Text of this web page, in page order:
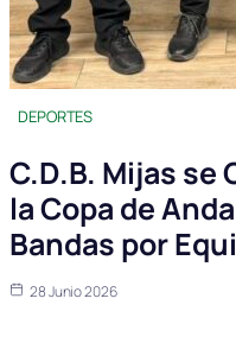
DEPORTES
C.D.B. Mijas se
la Copa de
Bandas por
28 Junio 2026